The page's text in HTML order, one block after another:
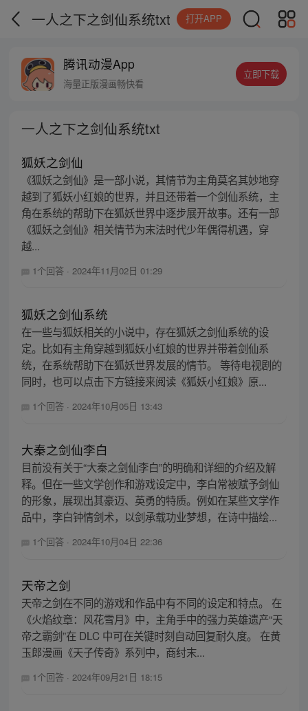
一人之下之剑仙系统txt 打开APP
腾讯动漫App
海量正版漫画畅快看
立即下载
一人之下之剑仙系统txt
狐妖之剑仙
《狐妖之剑仙》是一部小说，其情节为主角莫名其妙地穿
越到了狐妖小红娘的世界，并且还带着一个剑仙系统，主
角在系统的帮助下在狐妖世界中逐步展开故事。还有一部
《狐妖之剑仙》相关情节为末法时代少年偶得机遇，穿
越...
1个回答 · 2024年11月02日 01:29
狐妖之剑仙系统
在一些与狐妖相关的小说中，存在狐妖之剑仙系统的设
定。比如有主角穿越到狐妖小红娘的世界并带着剑仙系
统，在系统帮助下在狐妖世界发展的情节。 等待电视剧的
同时，也可以点击下方链接来阅读《狐妖小红娘》原...
1个回答 · 2024年10月05日 13:43
大秦之剑仙李白
目前没有关于“大秦之剑仙李白”的明确和详细的介绍及解
释。但在一些文学创作和游戏设定中，李白常被赋予剑仙
的形象，展现出其豪迈、英勇的特质。例如在某些文学作
品中，李白钟情剑术，以剑承载功业梦想，在诗中描绘...
1个回答 · 2024年10月04日 22:36
天帝之剑
天帝之剑在不同的游戏和作品中有不同的设定和特点。 在
《火焰纹章：风花雪月》中，主角手中的强力英雄遗产“天
帝之霸剑”在 DLC 中可在关键时刻自动回复耐久度。 在黄
玉郎漫画《天子传奇》系列中，商纣末...
1个回答 · 2024年09月21日 18:15